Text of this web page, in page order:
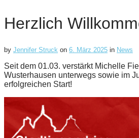
Herzlich
by Jennifer Struck on 6. März 2025 in News
Seit dem 01.03. verstärkt Michelle
Wusterhausen unterwegs sowie im
erfolgreichen Start!